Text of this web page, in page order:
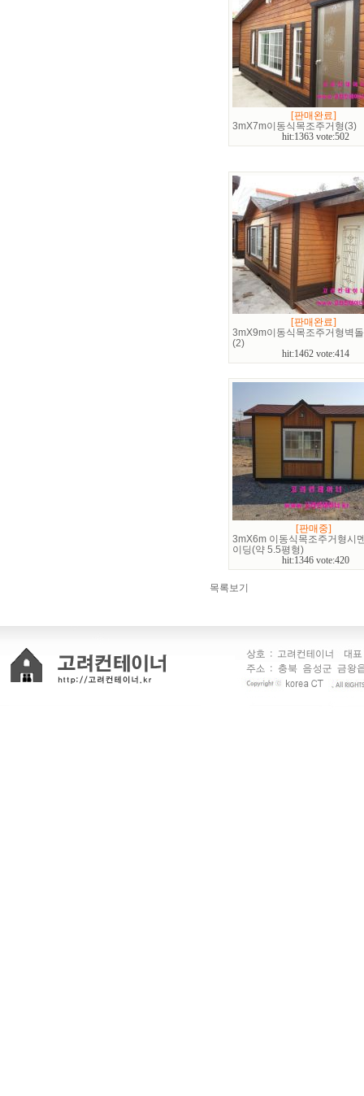
[판매완료]
3mX7m이동식목조주거형(3)
hit:1363 vote:502
[판매완료]
3mX9m이동식목조주거형벽
(2)
hit:1462 vote:414
[판매중]
3mX6m 이동식목조주거형시
이딩(약 5.5평형)
hit:1346 vote:420
목록보기